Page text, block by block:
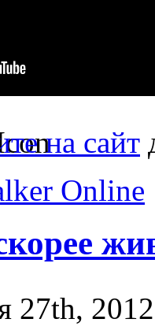
на сайт
Online
27th,